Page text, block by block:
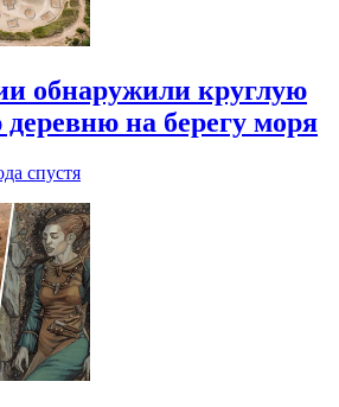
обнаружили круглую
на берегу моря
спустя